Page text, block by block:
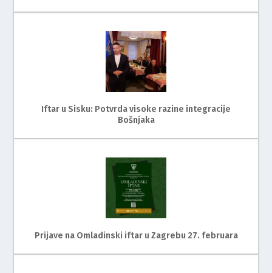
Iftar u Sisku: Potvrda visoke razine integracije
Bošnjaka
Prijave na Omladinski iftar u Zagrebu 27. februara